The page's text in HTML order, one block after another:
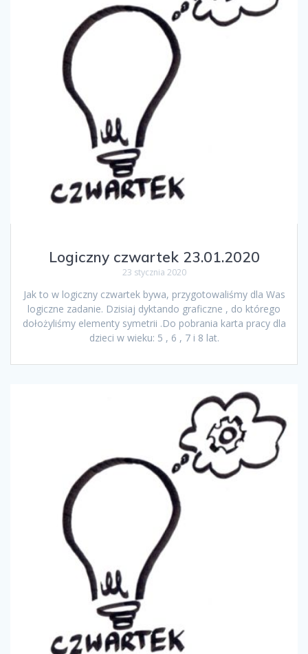
Logiczny czwartek 23.01.2020
23 stycznia 2020
Jak to w logiczny czwartek bywa, przygotowaliśmy dla Was
logiczne zadanie. Dzisiaj dyktando graficzne , do którego
dołożyliśmy elementy symetrii .Do pobrania karta pracy dla
dzieci w wieku: 5 , 6 , 7 i 8 lat.